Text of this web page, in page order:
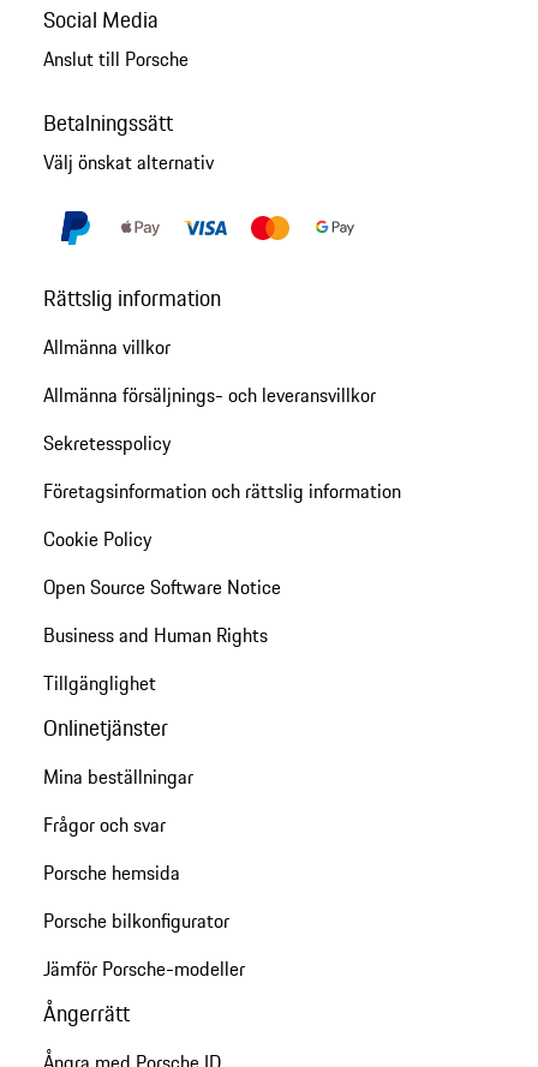
Social Media
Anslut till Porsche
Betalningssätt
Välj önskat alternativ
Rättslig information
Allmänna villkor
Allmänna försäljnings- och leveransvillkor
Sekretesspolicy
Företagsinformation och rättslig information
Cookie Policy
Open Source Software Notice
Business and Human Rights
Tillgänglighet
Onlinetjänster
Mina beställningar
Frågor och svar
Porsche hemsida
Porsche bilkonfigurator
Jämför Porsche-modeller
Ångerrätt